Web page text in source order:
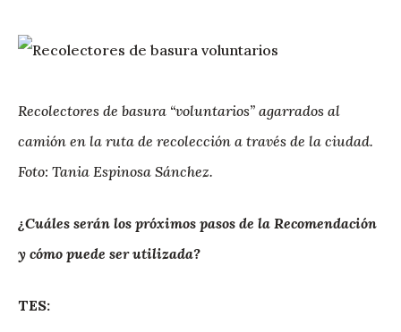
Recolectores de basura “voluntarios” agarrados al
camión en la ruta de recolección a través de la ciudad.
Foto: Tania Espinosa Sánchez.
¿Cuáles serán los próximos pasos de la Recomendación
y cómo puede ser utilizada?
TES: